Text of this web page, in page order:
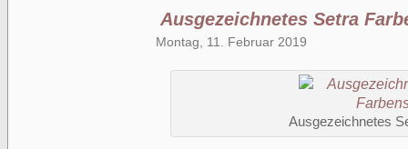
Ausgezeichnetes Setra
Montag, 11. Februar 2019
Ausgezeichnetes